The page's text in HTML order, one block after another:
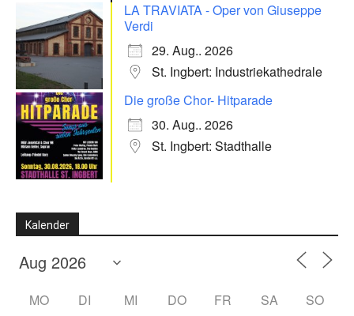
LA TRAVIATA - Oper von Giuseppe
Verdi
29. Aug.. 2026
St. Ingbert: Industriekathedrale
Die große Chor- Hitparade
30. Aug.. 2026
St. Ingbert: Stadthalle
Kalender
MO DI MI DO FR SA SO